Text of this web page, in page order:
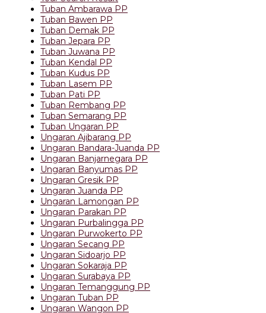
Tuban Ambarawa PP
Tuban Bawen PP
Tuban Demak PP
Tuban Jepara PP
Tuban Juwana PP
Tuban Kendal PP
Tuban Kudus PP
Tuban Lasem PP
Tuban Pati PP
Tuban Rembang PP
Tuban Semarang PP
Tuban Ungaran PP
Ungaran Ajibarang PP
Ungaran Bandara-Juanda PP
Ungaran Banjarnegara PP
Ungaran Banyumas PP
Ungaran Gresik PP
Ungaran Juanda PP
Ungaran Lamongan PP
Ungaran Parakan PP
Ungaran Purbalingga PP
Ungaran Purwokerto PP
Ungaran Secang PP
Ungaran Sidoarjo PP
Ungaran Sokaraja PP
Ungaran Surabaya PP
Ungaran Temanggung PP
Ungaran Tuban PP
Ungaran Wangon PP